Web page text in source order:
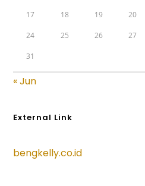
17 18 19 20
24 25 26 27
31
« Jun
External Link
bengkelly.co.id